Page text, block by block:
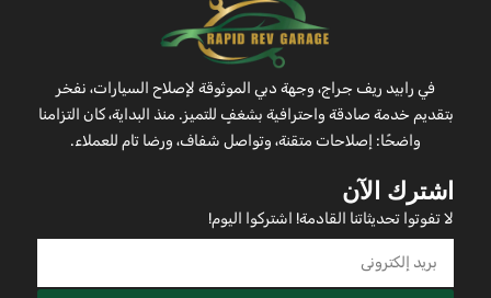
في رابيد ريف جراج، وجهة دبي الموثوقة لإصلاح السيارات، نفخر
بتقديم خدمة صادقة واحترافية بشغفٍ للتميز. منذ البداية، كان التزامنا
واضحًا: إصلاحات متقنة، وتواصل شفاف، ورضا تام للعملاء.
اشترك الآن
لا تفوتوا تحديثاتنا القادمة! اشتركوا اليوم!